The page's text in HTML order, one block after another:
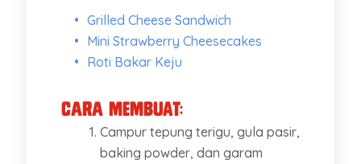
Grilled Cheese Sandwich
Mini Strawberry Cheesecakes
Roti Bakar Keju
Cara membuat:
Campur tepung terigu, gula pasir,
baking powder, dan garam